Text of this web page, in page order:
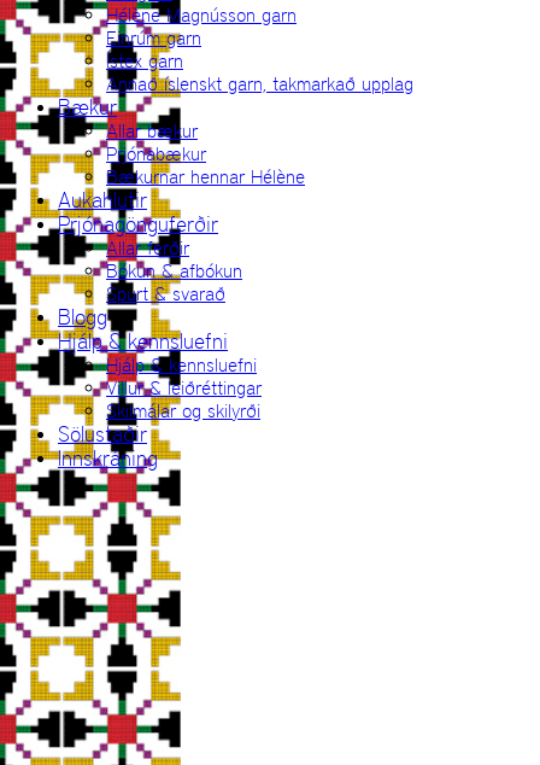
Hélène Magnússon garn
Einrúm garn
Ístex garn
Annað íslenskt garn, takmarkað upplag
Bækur
Allar bækur
Prjónabækur
Bækurnar hennar Hélène
Aukahlutir
Prjónagönguferðir
Allar ferðir
Bókun & afbókun
Spurt & svarað
Blogg
Hjálp & kennsluefni
Hjálp & kennsluefni
Villur & leiðréttingar
Skilmálar og skilyrði
Sölustaðir
Innskráning